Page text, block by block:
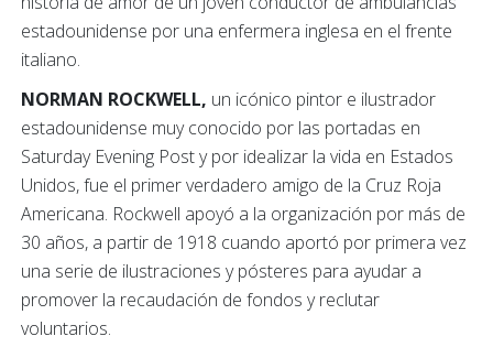
estadounidense por una enfermera inglesa en el frente
italiano.
NORMAN ROCKWELL, un icónico pintor e ilustrador
estadounidense muy conocido por las portadas en
Saturday Evening Post y por idealizar la vida en Estados
Unidos, fue el primer verdadero amigo de la Cruz Roja
Americana. Rockwell apoyó a la organización por más de
30 años, a partir de 1918 cuando aportó por primera vez
una serie de ilustraciones y pósteres para ayudar a
promover la recaudación de fondos y reclutar
voluntarios.